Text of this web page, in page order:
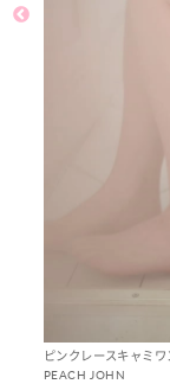
ピンクレースキャミ
PEACH JOHN